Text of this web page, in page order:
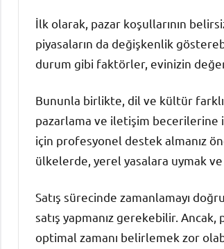
İlk olarak, pazar koşullarının
piyasaların da değişkenlik
durum gibi faktörler, evinizin
Bununla birlikte, dil ve kültür
pazarlama ve iletişim becerilerine
için profesyonel destek almanız
ülkelerde, yerel yasalara uymak ve
Satış sürecinde zamanlamayı
satış yapmanız gerekebilir.
optimal zamanı belirlemek zor